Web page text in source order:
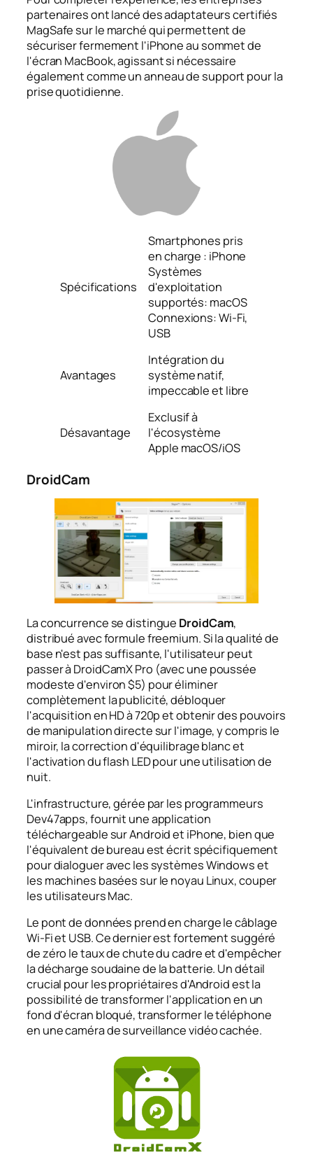
partenaires ont lancé des adaptateurs certifiés
MagSafe sur le marché qui permettent de
sécuriser fermement l'iPhone au sommet de
l'écran MacBook, agissant si nécessaire
également comme un anneau de support pour la
prise quotidienne.
Spécifications
Smartphones pris
en charge : iPhone
Systèmes
d'exploitation
supportés: macOS
Connexions: Wi-Fi,
USB
Avantages
Intégration du
système natif,
impeccable et libre
Désavantage
Exclusif à
l'écosystème
Apple macOS/iOS
DroidCam
La concurrence se distingue DroidCam,
distribué avec formule freemium. Si la qualité de
base n'est pas suffisante, l'utilisateur peut
passer à DroidCamX Pro (avec une poussée
modeste d'environ $5) pour éliminer
complètement la publicité, débloquer
l'acquisition en HD à 720p et obtenir des pouvoirs
de manipulation directe sur l'image, y compris le
miroir, la correction d'équilibrage blanc et
l'activation du flash LED pour une utilisation de
nuit.
L'infrastructure, gérée par les programmeurs
Dev47apps, fournit une application
téléchargeable sur Android et iPhone, bien que
l'équivalent de bureau est écrit spécifiquement
pour dialoguer avec les systèmes Windows et
les machines basées sur le noyau Linux, couper
les utilisateurs Mac.
Le pont de données prend en charge le câblage
Wi-Fi et USB. Ce dernier est fortement suggéré
de zéro le taux de chute du cadre et d'empêcher
la décharge soudaine de la batterie. Un détail
crucial pour les propriétaires d'Android est la
possibilité de transformer l'application en un
fond d'écran bloqué, transformer le téléphone
en une caméra de surveillance vidéo cachée.